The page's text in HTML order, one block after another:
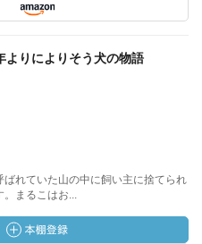
よりによりそう犬の物語
ばれていた山の中に飼い主に捨てられ
。まるこはお...